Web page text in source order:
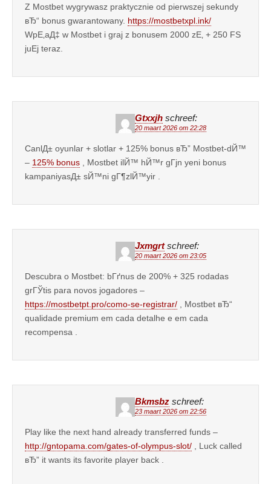
Z Mostbet wygrywasz praktycznie od pierwszej sekundy
вЂ“ bonus gwarantowany. https://mostbetxpl.ink/
WpЕ‚aД‡ w Mostbet i graj z bonusem 2000 zЕ‚ + 250 FS
juЕј teraz.
Gtxxjh schreef:
20 maart 2026 om 22:28
CanlД± oyunlar + slotlar + 125% bonus вЂ” Mostbet-dЙ™
– 125% bonus , Mostbet ilЙ™ hЙ™r gГјn yeni bonus
kampaniyasД± sЙ™ni gГ¶zlЙ™yir .
Jxmgrt schreef:
20 maart 2026 om 23:05
Descubra o Mostbet: bГґnus de 200% + 325 rodadas
grГЎtis para novos jogadores –
https://mostbetpt.pro/como-se-registrar/ , Mostbet вЂ“
qualidade premium em cada detalhe e em cada
recompensa .
Bkmsbz schreef:
23 maart 2026 om 22:56
Play like the next hand already transferred funds –
http://gntopama.com/gates-of-olympus-slot/ , Luck called
вЂ” it wants its favorite player back .